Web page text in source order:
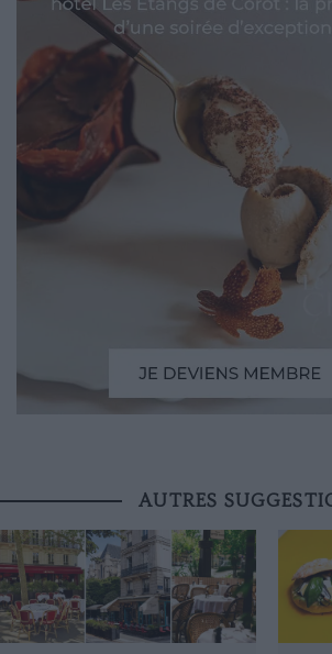
AUTRES